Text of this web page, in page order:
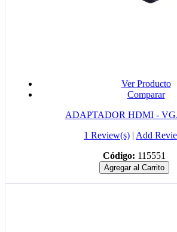
Ver Producto
Comparar
ADAPTADOR HDMI -
1 Review(s) | Add
Código: 115551
Agregar al Carrito